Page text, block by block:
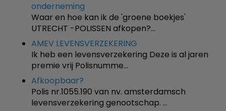
onderneming
Waar en hoe kan ik de 'groene boekjes'
UTRECHT -POLISSEN afkopen?…
AMEV LEVENSVERZEKERING
Ik heb een levensverzekering Deze is al jaren
premie vrij Polisnumme…
Afkoopbaar?
Polis nr.1055.190 van nv. amsterdamsch
levensverzekering genootschap. …